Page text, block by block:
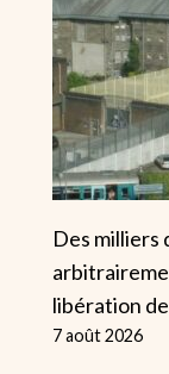
Des milliers
libération
7 août 2026